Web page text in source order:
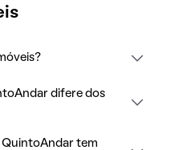
difere dos
QuintoAndar tem